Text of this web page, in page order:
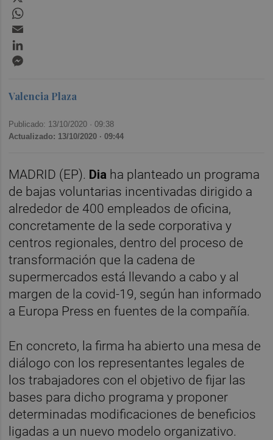
Valencia Plaza
Publicado: 13/10/2020 ·09:38
Actualizado: 13/10/2020 · 09:44
MADRID (EP). Dia ha planteado un programa
de bajas voluntarias incentivadas dirigido a
alrededor de 400 empleados de oficina,
concretamente de la sede corporativa y
centros regionales, dentro del proceso de
transformación que la cadena de
supermercados está llevando a cabo y al
margen de la covid-19, según han informado
a Europa Press en fuentes de la compañía.
En concreto, la firma ha abierto una mesa de
diálogo con los representantes legales de
los trabajadores con el objetivo de fijar las
bases para dicho programa y proponer
determinadas modificaciones de beneficios
ligadas a un nuevo modelo organizativo.